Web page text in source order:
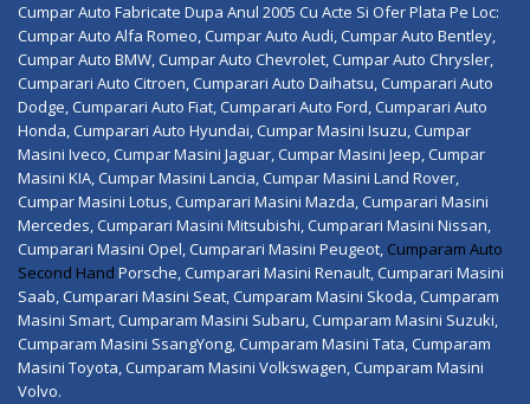
Cumpar Auto Fabricate Dupa Anul 2005 Cu Acte Si Ofer Plata Pe Loc:
Cumpar Auto Alfa Romeo, Cumpar Auto Audi, Cumpar Auto Bentley,
Cumpar Auto BMW, Cumpar Auto Chevrolet, Cumpar Auto Chrysler,
Cumparari Auto Citroen, Cumparari Auto Daihatsu, Cumparari Auto
Dodge, Cumparari Auto Fiat, Cumparari Auto Ford, Cumparari Auto
Honda, Cumparari Auto Hyundai, Cumpar Masini Isuzu, Cumpar
Masini Iveco, Cumpar Masini Jaguar, Cumpar Masini Jeep, Cumpar
Masini KIA, Cumpar Masini Lancia, Cumpar Masini Land Rover,
Cumpar Masini Lotus, Cumparari Masini Mazda, Cumparari Masini
Mercedes, Cumparari Masini Mitsubishi, Cumparari Masini Nissan,
Cumparari Masini Opel, Cumparari Masini Peugeot, Cumparam Auto
Second Hand Porsche, Cumparari Masini Renault, Cumparari Masini
Saab, Cumparari Masini Seat, Cumparam Masini Skoda, Cumparam
Masini Smart, Cumparam Masini Subaru, Cumparam Masini Suzuki,
Cumparam Masini SsangYong, Cumparam Masini Tata, Cumparam
Masini Toyota, Cumparam Masini Volkswagen, Cumparam Masini
Volvo.